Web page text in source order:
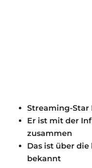
Streaming-Star
Er ist mit der
zusammen
Das ist über
bekannt